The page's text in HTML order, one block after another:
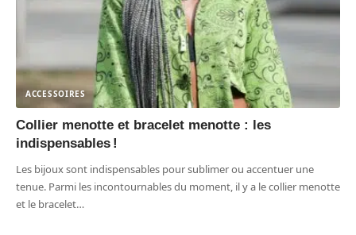
ACCESSOIRES
Collier menotte et bracelet menotte : les
indispensables !
Les bijoux sont indispensables pour sublimer ou accentuer une
tenue. Parmi les incontournables du moment, il y a le collier menotte
et le bracelet…